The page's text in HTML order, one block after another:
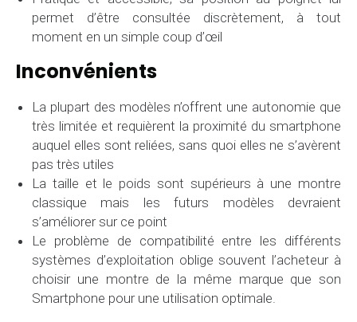
permet d’être consultée discrètement, à tout
moment en un simple coup d’œil
Inconvénients
La plupart des modèles n’offrent une autonomie que
très limitée et requièrent la proximité du smartphone
auquel elles sont reliées, sans quoi elles ne s’avèrent
pas très utiles
La taille et le poids sont supérieurs à une montre
classique mais les futurs modèles devraient
s’améliorer sur ce point
Le problème de compatibilité entre les différents
systèmes d’exploitation oblige souvent l’acheteur à
choisir une montre de la même marque que son
Smartphone pour une utilisation optimale.